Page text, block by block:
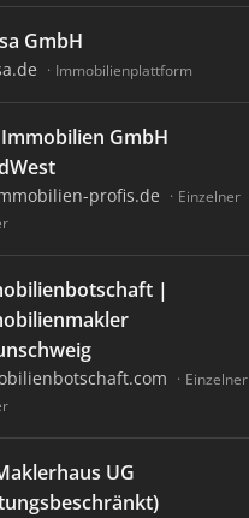
GmbH
Immobilienplattform
Immobilien GmbH
profis.de
Einzelner
|
Einzelner
UG